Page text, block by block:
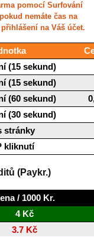
pomocí Surfování
nemáte čas na
na Váš účet.
(15 sekund)
(15 sekund)
(60 sekund)
(30 sekund)
stránky
kliknutí
(Paykr.)
/ 1000 Kr.
4 Kč
3.7 Kč